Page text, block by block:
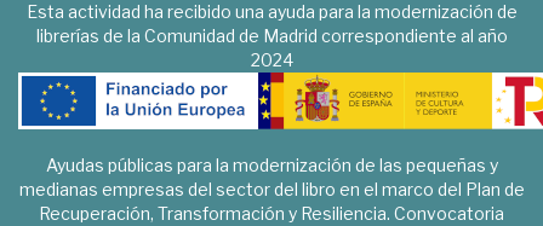
Esta actividad ha recibido una ayuda para la modernización de
librerías de la Comunidad de Madrid correspondiente al año
2024
Ayudas públicas para la modernización de las pequeñas y
medianas empresas del sector del libro en el marco del Plan de
Recuperación, Transformación y Resiliencia. Convocatoria